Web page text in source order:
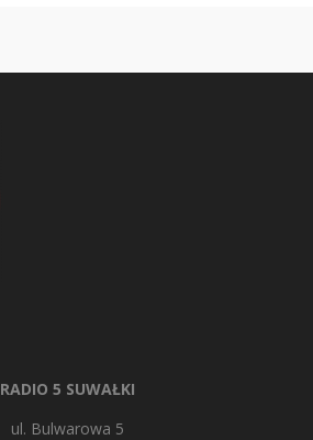
RADIO 5 SUWAŁKI
ul. Bulwarowa 5